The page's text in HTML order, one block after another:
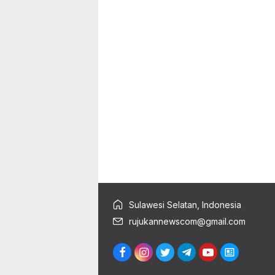
Sulawesi Selatan, Indonesia
rujukannewscom@gmail.com